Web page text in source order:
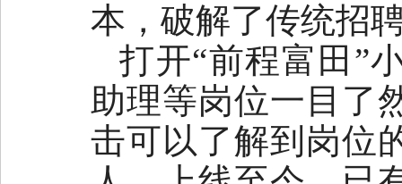
本，破解了传统招
打开“前程富田”
助理等岗位一目了
击可以了解到岗位